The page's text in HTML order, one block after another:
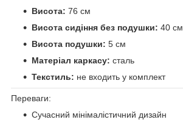
Висота: 76 см
Висота сидіння без подушки: 40 см
Висота подушки: 5 см
Матеріал каркасу: сталь
Текстиль: не входить у комплект
Переваги:
Сучасний мінімалістичний дизайн